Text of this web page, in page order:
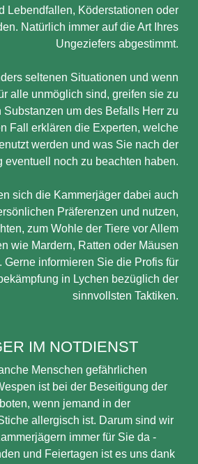
Lebendfallen, Köderstationen oder
Natürlich immer auf die Art Ihres
Ungeziefers abgestimmt.
seltenen Situationen und wenn
alle unmöglich sind, greifen sie zu
Substanzen um des Befalls Herr zu
Fall erklären die Experten, welche
werden und was Sie nach der
eventuell noch zu beachten haben.
sich die Kammerjäger dabei auch
Präferenzen und nutzen,
zum Wohle der Tiere vor Allem
wie Mardern, Ratten oder Mäusen
. Gerne informieren Sie die Profis für
in Lychen bezüglich der
sinnvollsten Taktiken.
IM NOTDIENST
Menschen gefährlichen
ist bei der Beseitigung der
wenn jemand in der
allergisch ist. Darum sind wir
immer für Sie da -
und Feiertagen ist es uns dank